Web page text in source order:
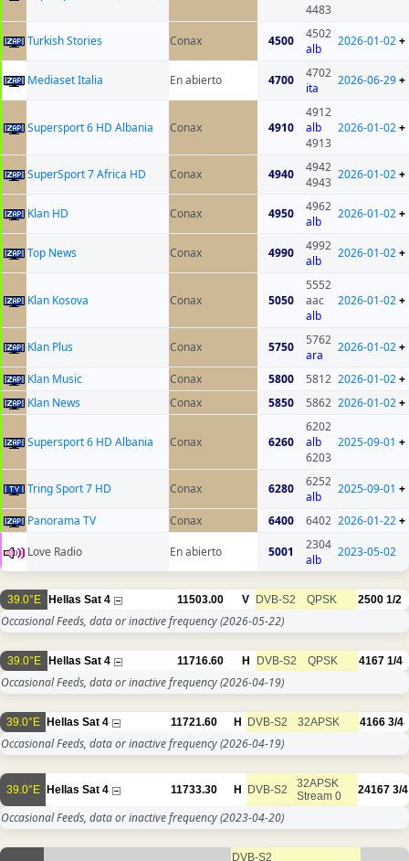
4483
Turkish Stories Conax 4500
4502
alb
2026-01-02+
Mediaset Italia En abierto 4700
4702
ita
2026-06-29+
Supersport 6 HD Albania Conax 4910
4912
alb
4913
2026-01-02+
SuperSport 7 Africa HD Conax 4940
4942
4943
2026-01-02+
Klan HD Conax 4950
4962
alb
2026-01-02+
Top News Conax 4990
4992
alb
2026-01-02+
Klan Kosova Conax 5050
5552
aac
alb
2026-01-02+
Klan Plus Conax 5750
5762
ara
2026-01-02+
Klan Music Conax 5800 5812 2026-01-02+
Klan News
Conax 5850 5862 2026-01-02+
Supersport 6 HD Albania Conax 6260
6202
alb
6203
2025-09-01 +
Tring Sport 7 HD Conax 6280
6252
alb
2025-09-01 +
Panorama TV Conax 6400 6402 2026-01-22+
Love Radio
En abierto 5001
2304
alb
2023-05-02
39.0°E Hellas Sat 4 11503.00 V DVB-S2 QPSK 2500 1/2
Occasional Feeds, data or inactive frequency(2026-05-22)
39.0°E Hellas Sat 4 11716.60 H DVB-S2 QPSK 4167 1/4
Occasional Feeds, data or inactive frequency(2026-04-19)
39.0°E Hellas Sat 4 11721.60 H DVB-S2 32APSK 4166 3/4
Occasional Feeds, data or inactive frequency(2026-04-19)
39.0°E Hellas Sat 4 11733.30 H DVB-S2
32APSK
Stream 0
24167 3/4
Occasional Feeds, data or inactive frequency(2023-04-20)
DVB-S2